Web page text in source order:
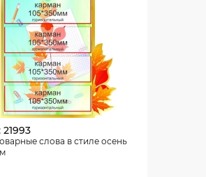
слова в стиле осень